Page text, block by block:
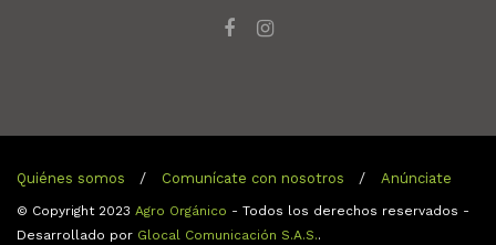
Quiénes somos Comunícate con nosotros Anúnciate
© Copyright 2023 Agro Orgánico - Todos los derechos reservados -
Desarrollado por Glocal Comunicación S.A.S..